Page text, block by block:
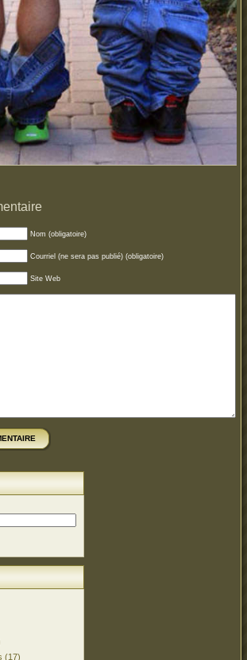
Nom (obligatoire)
Courriel (ne sera pas publié) (obligatoire)
Site Web
(17)